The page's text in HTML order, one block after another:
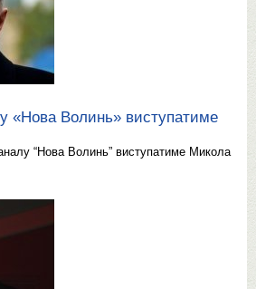
«Нова Волинь» виступатиме
“Нова Волинь” виступатиме Микола